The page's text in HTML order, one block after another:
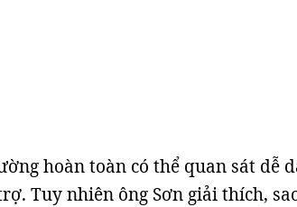
hoàn toàn có thể quan sát dễ
Tuy nhiên ông Sơn giải thích,